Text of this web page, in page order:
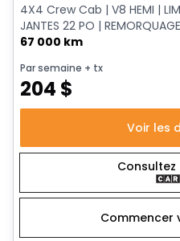
4X4 Crew Cab | V8 HEMI |
JANTES 22 PO |
67 000 km
Par semaine + tx
204 $
Voir les
Commencer